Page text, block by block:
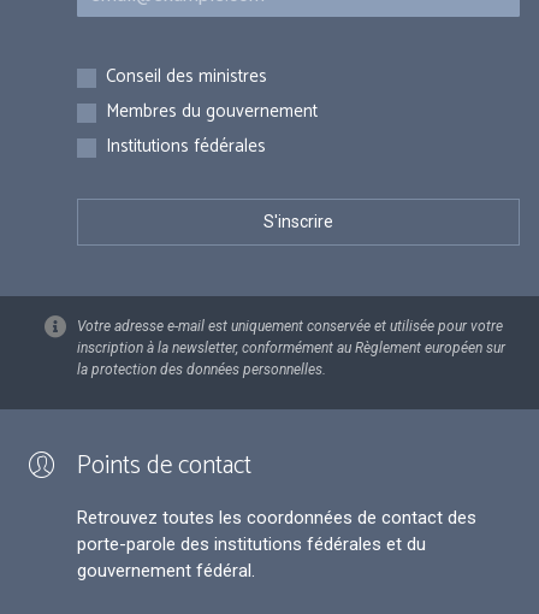
Inscriptions
Conseil des ministres
Membres du gouvernement
Institutions fédérales
Votre adresse e-mail est uniquement conservée et utilisée pour votre
inscription à la newsletter, conformément au Règlement européen sur
la protection des données personnelles.
Points de contact
Retrouvez toutes les coordonnées de contact des
porte-parole des institutions fédérales et du
gouvernement fédéral.